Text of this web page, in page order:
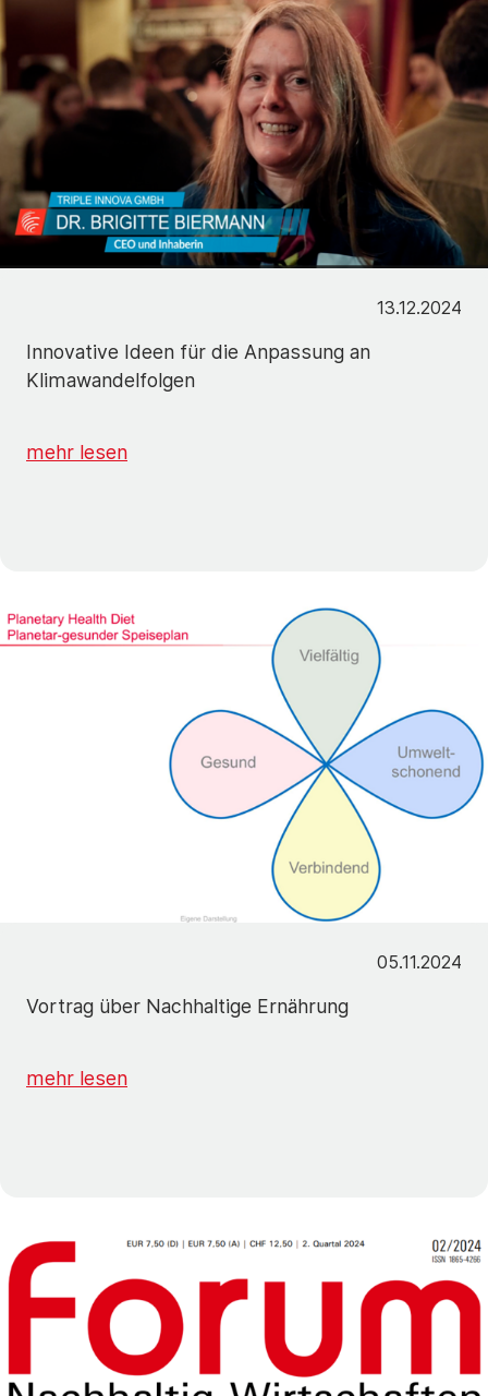
13.12.2024
Innovative Ideen für die Anpassung an
Klimawandelfolgen
mehr lesen
05.11.2024
Vortrag über Nachhaltige Ernährung
mehr lesen